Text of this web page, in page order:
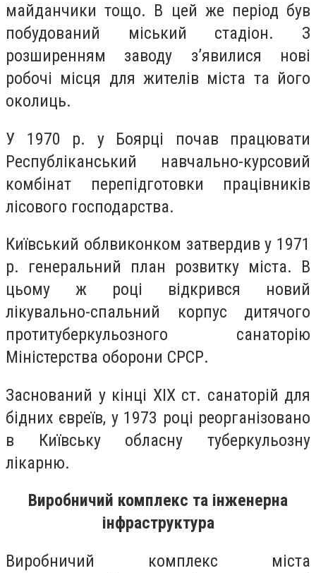
майданчики тощо. В цей же період був
побудований міський стадіон. З
розширенням заводу з’явилися нові
робочі місця для жителів міста та його
околиць.
У 1970 р. у Боярці почав працювати
Республіканський навчально-курсовий
комбінат перепідготовки працівників
лісового господарства.
Київський облвиконком затвердив у 1971
р. генеральний план розвитку міста. В
цьому ж році відкрився новий
лікувально-спальний корпус дитячого
протитуберкульозного санаторію
Міністерства оборони СРСР.
Заснований у кінці ХІХ ст. санаторій для
бідних євреїв, у 1973 році реорганізовано
в Київську обласну туберкульозну
лікарню.
Виробничий комплекс та інженерна
інфраструктура
Виробничий комплекс міста